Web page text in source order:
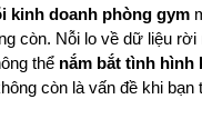
kinh doanh phòng gym
còn. Nỗi lo về dữ liệu rời
thể nắm bắt tình hình
còn là vấn đề khi bạn